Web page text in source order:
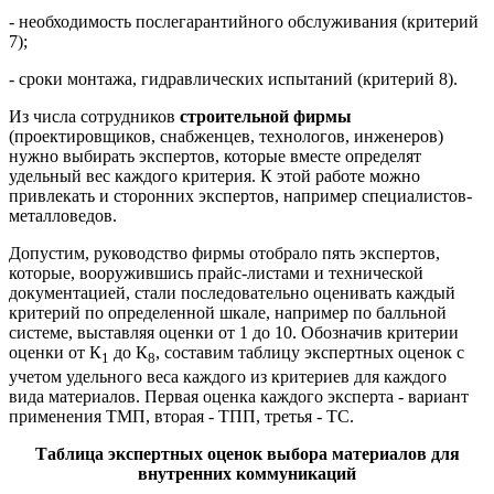
- необходимость послегарантийного обслуживания (критерий
7);
- сроки монтажа, гидравлических испытаний (критерий 8).
Из числа сотрудников строительной фирмы
(проектировщиков, снабженцев, технологов, инженеров)
нужно выбирать экспертов, которые вместе определят
удельный вес каждого критерия. К этой работе можно
привлекать и сторонних экспертов, например специалистов-
металловедов.
Допустим, руководство фирмы отобрало пять экспертов,
которые, вооружившись прайс-листами и технической
документацией, стали последовательно оценивать каждый
критерий по определенной шкале, например по балльной
системе, выставляя оценки от 1 до 10. Обозначив критерии
оценки от К1 до К8, составим таблицу экспертных оценок с
учетом удельного веса каждого из критериев для каждого
вида материалов. Первая оценка каждого эксперта - вариант
применения ТМП, вторая - ТПП, третья - ТС.
Таблица экспертных оценок выбора материалов для
внутренних коммуникаций